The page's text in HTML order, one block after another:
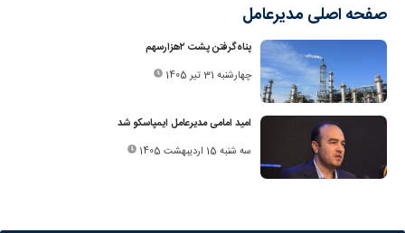
صفحه اصلی مدیرعامل
پناه‌گرفتن پشت ۲هزارسهم
چهارشنبه 31 تیر 1405
امید امامی مدیرعامل ایمپاسکو شد
سه شنبه 15 اردیبهشت 1405